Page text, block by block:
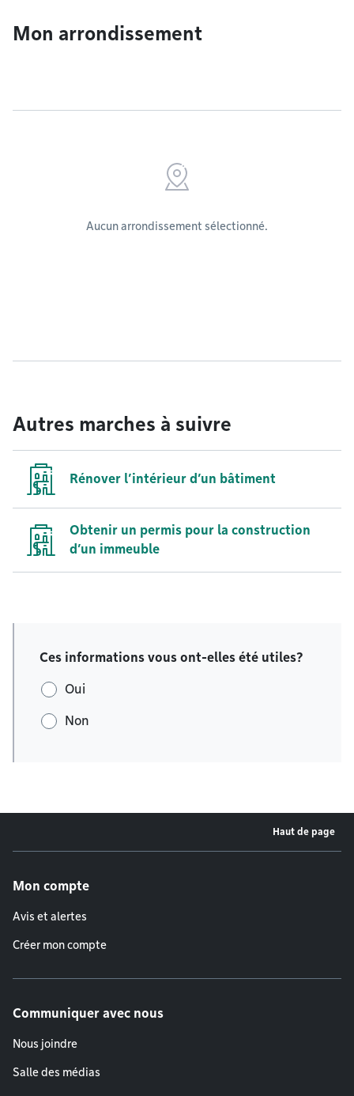
Mon arrondissement
Aucun arrondissement sélectionné.
Autres marches à suivre
Rénover l’intérieur d’un bâtiment
Obtenir un permis pour la construction
d’un immeuble
Ces informations vous ont-elles été utiles?
Oui
Non
Haut de page
Mon compte
Avis et alertes
Créer mon compte
Communiquer avec nous
Nous joindre
Salle des médias